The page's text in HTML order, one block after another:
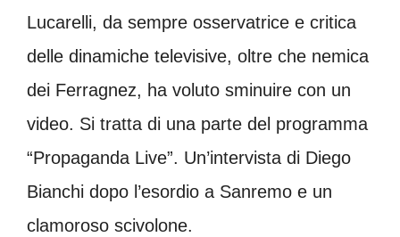
Lucarelli, da sempre osservatrice e critica
delle dinamiche televisive, oltre che nemica
dei Ferragnez, ha voluto sminuire con un
video. Si tratta di una parte del programma
“Propaganda Live”. Un’intervista di Diego
Bianchi dopo l’esordio a Sanremo e un
clamoroso scivolone.